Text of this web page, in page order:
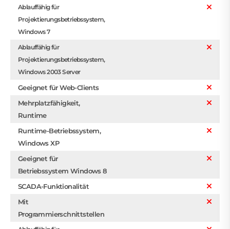
Ablauffähig für
Projektierungsbetriebssystem,
Windows 7
Ablauffähig für
Projektierungsbetriebssystem,
Windows 2003 Server
Geeignet für Web-Clients
Mehrplatzfähigkeit,
Runtime
Runtime-Betriebssystem,
Windows XP
Geeignet für
Betriebssystem Windows 8
SCADA-Funktionalität
Mit
Programmierschnittstellen